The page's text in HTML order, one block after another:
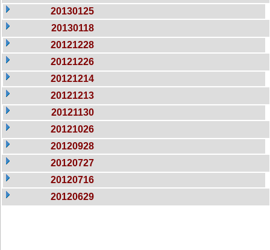
20130125
20130118
20121228
20121226
20121214
20121213
20121130
20121026
20120928
20120727
20120716
20120629